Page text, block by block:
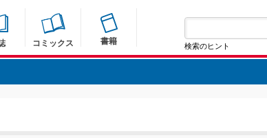
コミックス 書籍 検索のヒント